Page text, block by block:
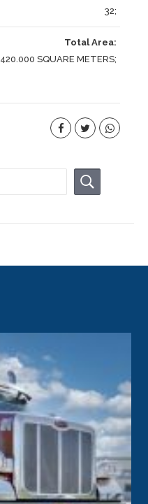
32
Total Area
420.000 SQUARE METERS